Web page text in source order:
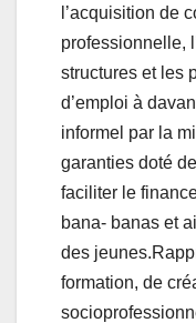
l’acquisition de
professionnelle,
structures et les
d’emploi à
informel par la
garanties doté
faciliter le
bana- banas et
des
formation, de